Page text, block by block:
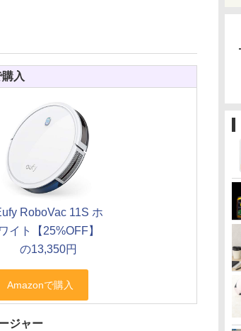
入
RoboVac 11S ホ
ワイト【25%OFF】
の13,350円
ジャー